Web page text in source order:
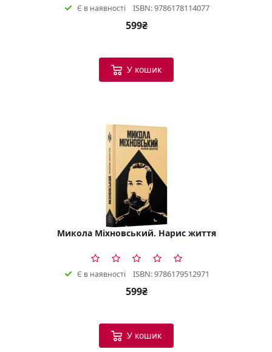
Є в наявності ISBN: 9786178114077
599₴
У кошик
Микола Міхновський. Нарис життя
Є в наявності ISBN: 9786179512971
599₴
У кошик